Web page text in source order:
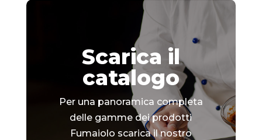
Scarica il
catalogo
Per una panoramica completa
delle gamme dei prodotti
Fumaiolo scarica il nostro